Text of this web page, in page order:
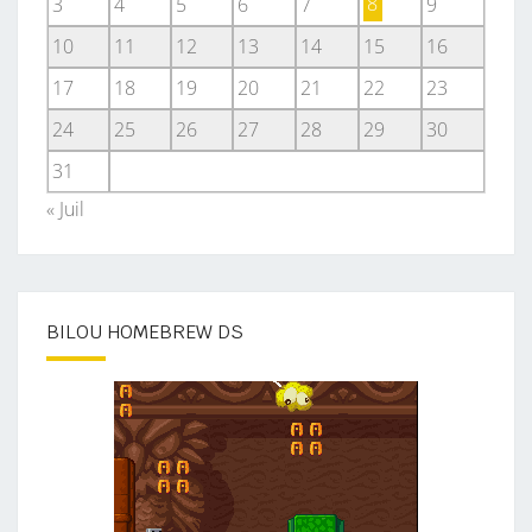
10
11 12 13 14 15
16
17
18 19 20 21 22
23
24
25 26 27 28 29
30
31
« Juil
BILOU HOMEBREW DS